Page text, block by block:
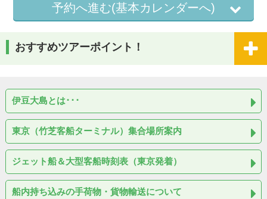
予約へ進む(基本カレンダーへ)
おすすめツアーポイント！
伊豆大島とは･･･
東京（竹芝客船ターミナル）集合場所案内
ジェット船＆大型客船時刻表（東京発着）
船内持ち込みの手荷物・貨物輸送について